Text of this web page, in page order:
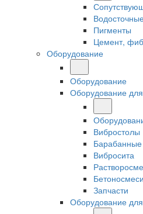
Пигменты
Цемент,
Оборудование
Оборудование
Оборудование
Вибростолы
Барабанные
Вибросита
Запчасти
Оборудование